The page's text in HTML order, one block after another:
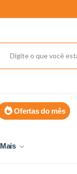
Ofertas do mês
Mais